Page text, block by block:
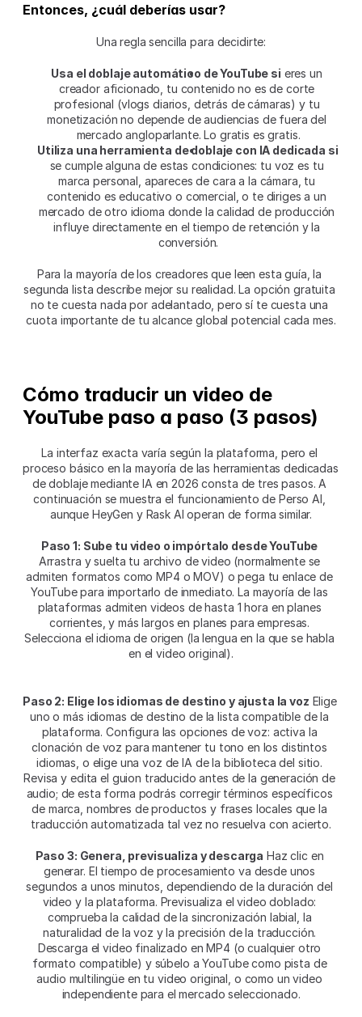
Entonces, ¿cuál deberías usar?
Una regla sencilla para decidirte:
Usa el doblaje automático de YouTube si eres un
creador aficionado, tu contenido no es de corte
profesional (vlogs diarios, detrás de cámaras) y tu
monetización no depende de audiencias de fuera del
mercado angloparlante. Lo gratis es gratis.
Utiliza una herramienta de doblaje con IA dedicada si
se cumple alguna de estas condiciones: tu voz es tu
marca personal, apareces de cara a la cámara, tu
contenido es educativo o comercial, o te diriges a un
mercado de otro idioma donde la calidad de producción
influye directamente en el tiempo de retención y la
conversión.
Para la mayoría de los creadores que leen esta guía, la
segunda lista describe mejor su realidad. La opción gratuita
no te cuesta nada por adelantado, pero sí te cuesta una
cuota importante de tu alcance global potencial cada mes.
Cómo traducir un video de
YouTube paso a paso (3 pasos)
La interfaz exacta varía según la plataforma, pero el
proceso básico en la mayoría de las herramientas dedicadas
de doblaje mediante IA en 2026 consta de tres pasos. A
continuación se muestra el funcionamiento de Perso AI,
aunque HeyGen y Rask AI operan de forma similar.
Paso 1: Sube tu video o impórtalo desde YouTube
Arrastra y suelta tu archivo de video (normalmente se
admiten formatos como MP4 o MOV) o pega tu enlace de
YouTube para importarlo de inmediato. La mayoría de las
plataformas admiten videos de hasta 1 hora en planes
corrientes, y más largos en planes para empresas.
Selecciona el idioma de origen (la lengua en la que se habla
en el video original).
Paso 2: Elige los idiomas de destino y ajusta la voz Elige
uno o más idiomas de destino de la lista compatible de la
plataforma. Configura las opciones de voz: activa la
clonación de voz para mantener tu tono en los distintos
idiomas, o elige una voz de IA de la biblioteca del sitio.
Revisa y edita el guion traducido antes de la generación de
audio; de esta forma podrás corregir términos específicos
de marca, nombres de productos y frases locales que la
traducción automatizada tal vez no resuelva con acierto.
Paso 3: Genera, previsualiza y descarga Haz clic en
generar. El tiempo de procesamiento va desde unos
segundos a unos minutos, dependiendo de la duración del
video y la plataforma. Previsualiza el video doblado:
comprueba la calidad de la sincronización labial, la
naturalidad de la voz y la precisión de la traducción.
Descarga el video finalizado en MP4 (o cualquier otro
formato compatible) y súbelo a YouTube como pista de
audio multilingüe en tu video original, o como un video
independiente para el mercado seleccionado.